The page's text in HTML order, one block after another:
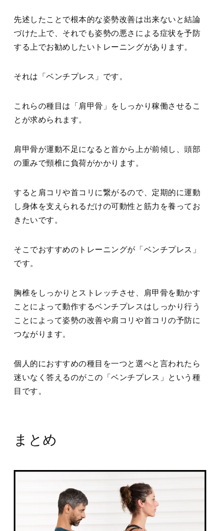
先述したことで根本的な姿勢改善は出来ないと結論
づけた上で、それでも姿勢の悪さによる症状を予防
する上でお勧めしたいトレーニングがあります。
それは「ベンチプレス」です。
これらの種目は「肩甲骨」をしっかり稼働させるこ
とが求められます。
肩甲骨が運動不足になると首から上が前傾し、頭部
の重みで頸椎に負荷がかかります。
すると肩コリや首コリに繋がるので、定期的に運動
し身体を支えられるだけの可動性と筋力を養ってお
きたいです。
そこでおすすめのトレーニングが「ベンチプレス」
です。
胸椎をしっかりとストレッチさせ、肩甲骨を動かす
ことによって動作するベンチプレスはしっかり行う
ことによって姿勢の改善や肩コリや首コリの予防に
つながります。
個人的におすすめの種目を一つと選べと言われたら
迷いなく答えるのがこの「ベンチプレス」という種
目です。
まとめ